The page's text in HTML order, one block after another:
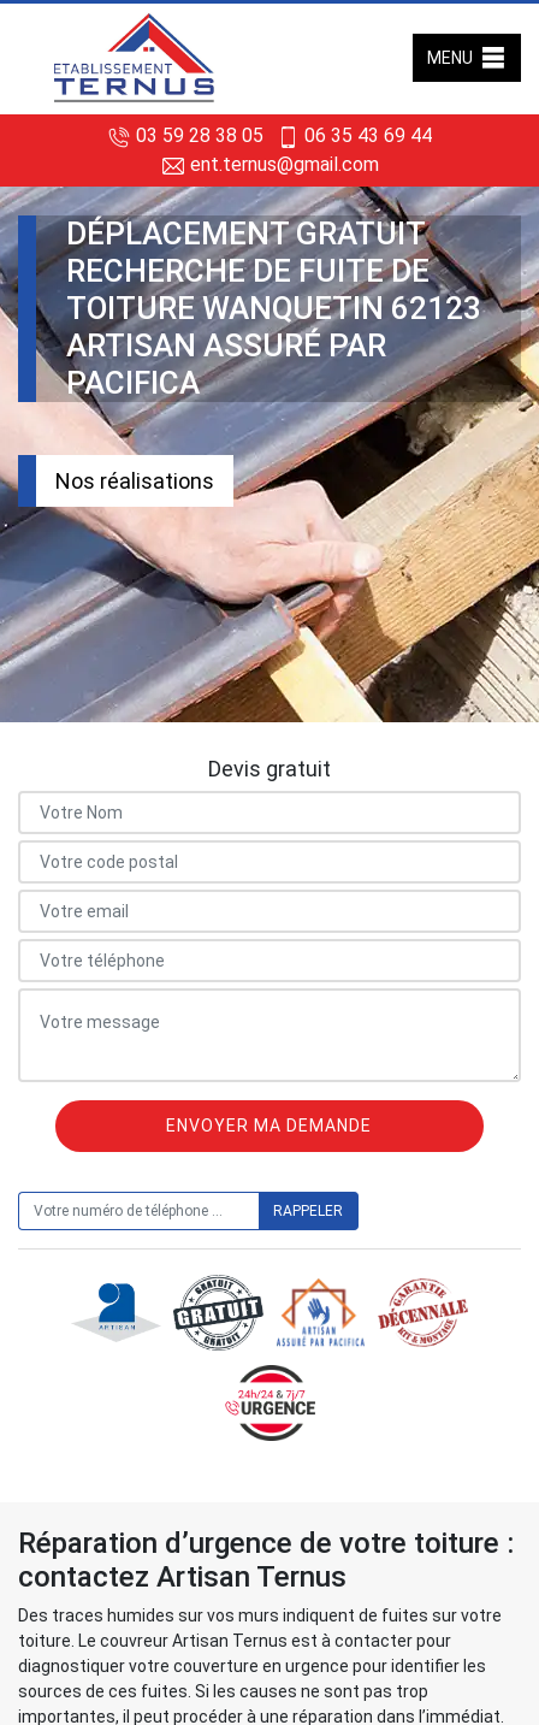
03 59 28 38 05
06 35 43 69 44
ent.ternus@gmail.com
MENU
DÉPLACEMENT GRATUIT
RECHERCHE DE FUITE DE
TOITURE WANQUETIN 62123
ARTISAN ASSURÉ PAR
PACIFICA
Nos réalisations
Devis gratuit
Réparation d’urgence de votre toiture :
contactez Artisan Ternus
Des traces humides sur vos murs indiquent de fuites sur votre
toiture. Le couvreur Artisan Ternus est à contacter pour
diagnostiquer votre couverture en urgence pour identifier les
sources de ces fuites. Si les causes ne sont pas trop
importantes, il peut procéder à une réparation dans l’immédiat.